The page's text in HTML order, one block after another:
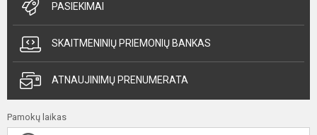
PASIEKIMAI
SKAITMENINIŲ PRIEMONIŲ BANKAS
ATNAUJINIMŲ PRENUMERATA
Pamokų laikas